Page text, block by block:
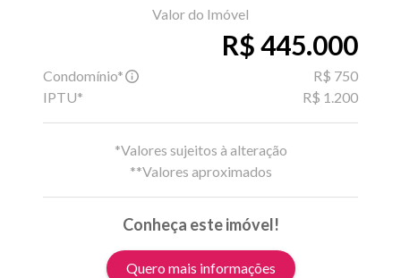
Valor do Imóvel
R$ 445.000
Condomínio*
R$ 750
IPTU*
R$ 1.200
*Valores sujeitos à alteração
**Valores aproximados
Conheça este imóvel!
Quero mais informações